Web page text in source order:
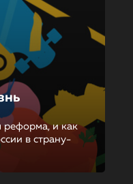
реформа, и как
в страну-